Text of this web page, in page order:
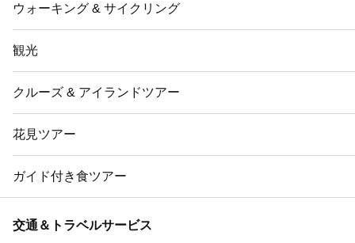
ウォーキング & サイクリング
観光
クルーズ & アイランドツアー
花見ツアー
ガイド付き食ツアー
交通＆トラベルサービス